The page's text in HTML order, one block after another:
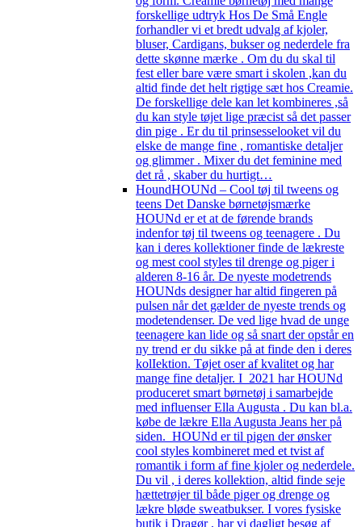
forskellige udtryk Hos De Små Engle
forhandler vi et bredt udvalg af kjoler,
bluser, Cardigans, bukser og nederdele fra
dette skønne mærke . Om du du skal til
fest eller bare være smart i skolen ,kan du
altid finde det helt rigtige sæt hos Creamie.
De forskellige dele kan let kombineres ,så
du kan style tøjet lige præcist så det passer
din pige . Er du til prinsesselooket vil du
elske de mange fine , romantiske detaljer
og glimmer . Mixer du det feminine med
det rå , skaber du hurtigt…
HoundHOUNd – Cool tøj til tweens og
teens Det Danske børnetøjsmærke
HOUNd er et at de førende brands
indenfor tøj til tweens og teenagere . Du
kan i deres kollektioner finde de lækreste
og mest cool styles til drenge og piger i
alderen 8-16 år. De nyeste modetrends
HOUNds designer har altid fingeren på
pulsen når det gælder de nyeste trends og
modetendenser. De ved lige hvad de unge
teenagere kan lide og så snart der opstår en
ny trend er du sikke på at finde den i deres
kolIektion. Tøjet oser af kvalitet og har
mange fine detaljer. I 2021 har HOUNd
produceret smart børnetøj i samarbejde
med influenser Ella Augusta . Du kan bl.a.
købe de lækre Ella Augusta Jeans her på
siden. HOUNd er til pigen der ønsker
cool styles kombineret med et tvist af
romantik i form af fine kjoler og nederdele.
Du vil , i deres kollektion, altid finde seje
hættetrøjer til både piger og drenge og
lækre bløde sweatbukser. I vores fysiske
butik i Dragør , har vi dagligt besøg af